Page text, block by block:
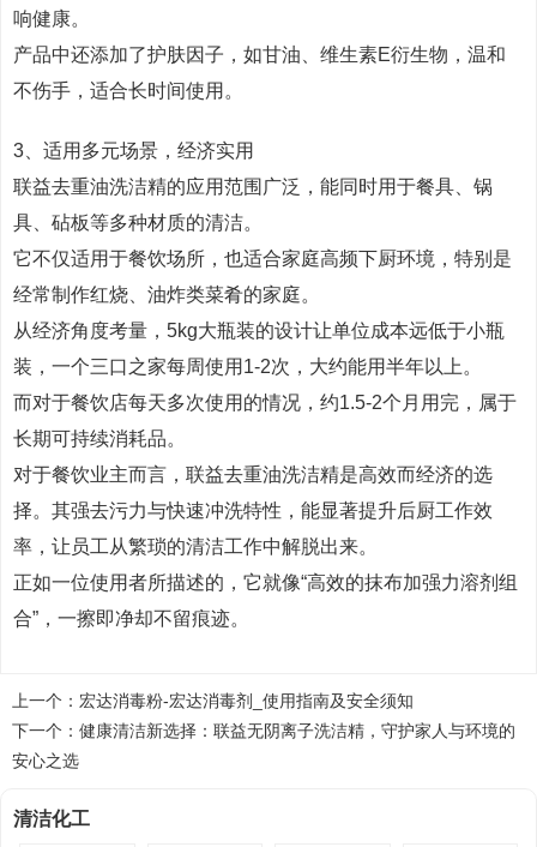
响健康。
产品中还添加了护肤因子，如甘油、维生素E衍生物，温和
不伤手，适合长时间使用。
3、适用多元场景，经济实用
联益去重油洗洁精的应用范围广泛，能同时用于餐具、锅
具、砧板等多种材质的清洁。
它不仅适用于餐饮场所，也适合家庭高频下厨环境，特别是
经常制作红烧、油炸类菜肴的家庭。
从经济角度考量，5kg大瓶装的设计让单位成本远低于小瓶
装，一个三口之家每周使用1-2次，大约能用半年以上。
而对于餐饮店每天多次使用的情况，约1.5-2个月用完，属于
长期可持续消耗品。
对于餐饮业主而言，联益去重油洗洁精是高效而经济的选
择。其强去污力与快速冲洗特性，能显著提升后厨工作效
率，让员工从繁琐的清洁工作中解脱出来。
正如一位使用者所描述的，它就像“高效的抹布加强力溶剂组
合”，一擦即净却不留痕迹。
上一个： 宏达消毒粉-宏达消毒剂_使用指南及安全须知
下一个： 健康清洁新选择：联益无阴离子洗洁精，守护家人与环境的
安心之选
清洁化工